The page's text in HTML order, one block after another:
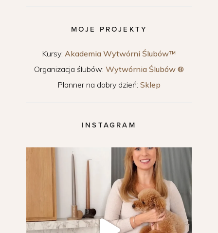
MOJE PROJEKTY
Kursy: Akademia Wytwórni Ślubów™
Organizacja ślubów: Wytwórnia Ślubów ®
Planner na dobry dzień: Sklep
INSTAGRAM